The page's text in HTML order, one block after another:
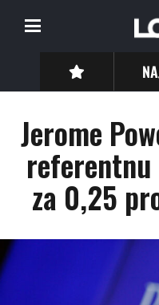
Jerome
za 0,25